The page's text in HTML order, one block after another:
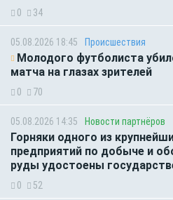
0 34
05.08.2026 18:45 Происшествия
Молодого футболиста
матча на глазах зрителей
0 70
05.08.2026 14:35 Новости партнёров
Горняки одного из
предприятий по добыче и
руды удостоены
0 52